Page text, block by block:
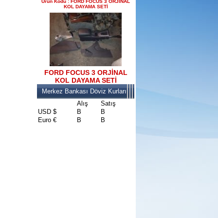
2017-2018 FORD RANGER
konsul
Ürün Kodu : 2017-2018 FORD RANGER
SOL ÖN KAPI DÖŞEMSİ
2017-2018 FORD RANGER
Ürün Kodu : FORD FOCUS 3 ORJİNAL
KOL DAYAMA SETİ
FORD FOCUS 3 ORJİNAL
KOL DAYAMA SETİ
Merkez Bankası Döviz Kurları
Alış
Satış
USD $
B
B
Euro €
B B